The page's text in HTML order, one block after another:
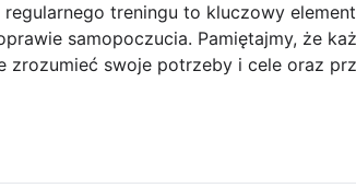
treningu to kluczowy
samopoczucia. Pamiętajmy, że
swoje potrzeby i cele oraz